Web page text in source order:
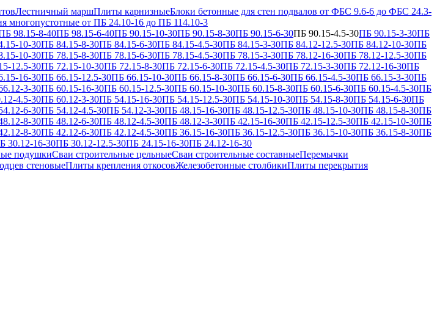
Лестничный маршПлиты карнизныеБлоки бетонные для стен подвалов от ФБС 9.6-6 до ФБС 24.3-
многопустотные от ПБ 24.10-16 до ПБ 114.10-3
98.15-8-40ПБ 98.15-6-40ПБ 90.15-10-30ПБ 90.15-8-30ПБ 90.15-6-30ПБ 90.15-4.5-30ПБ 90.15-3-30ПБ
10-30ПБ 84.15-8-30ПБ 84.15-6-30ПБ 84.15-4.5-30ПБ 84.15-3-30ПБ 84.12-12.5-30ПБ 84.12-10-30ПБ
10-30ПБ 78.15-8-30ПБ 78.15-6-30ПБ 78.15-4.5-30ПБ 78.15-3-30ПБ 78.12-16-30ПБ 78.12-12.5-30ПБ
12.5-30ПБ 72.15-10-30ПБ 72.15-8-30ПБ 72.15-6-30ПБ 72.15-4.5-30ПБ 72.15-3-30ПБ 72.12-16-30ПБ
16-30ПБ 66.15-12.5-30ПБ 66.15-10-30ПБ 66.15-8-30ПБ 66.15-6-30ПБ 66.15-4.5-30ПБ 66.15-3-30ПБ
3-30ПБ 60.15-16-30ПБ 60.15-12.5-30ПБ 60.15-10-30ПБ 60.15-8-30ПБ 60.15-6-30ПБ 60.15-4.5-30ПБ
4.5-30ПБ 60.12-3-30ПБ 54.15-16-30ПБ 54.15-12.5-30ПБ 54.15-10-30ПБ 54.15-8-30ПБ 54.15-6-30ПБ
6-30ПБ 54.12-4.5-30ПБ 54.12-3-30ПБ 48.15-16-30ПБ 48.15-12.5-30ПБ 48.15-10-30ПБ 48.15-8-30ПБ
8-30ПБ 48.12-6-30ПБ 48.12-4.5-30ПБ 48.12-3-30ПБ 42.15-16-30ПБ 42.15-12.5-30ПБ 42.15-10-30ПБ
8-30ПБ 42.12-6-30ПБ 42.12-4.5-30ПБ 36.15-16-30ПБ 36.15-12.5-30ПБ 36.15-10-30ПБ 36.15-8-30ПБ
30.12-16-30ПБ 30.12-12.5-30ПБ 24.15-16-30ПБ 24.12-16-30
подушкиСваи строительные цельныеСваи строительные составныеПеремычки
стеновыеПлиты крепления откосовЖелезобетонные столбикиПлиты перекрытия